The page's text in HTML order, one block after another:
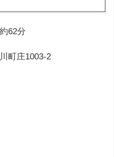
62分
町庄1003-2